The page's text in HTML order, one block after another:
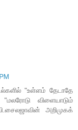
"உள்ளம் தேடாதே
விளையாடும்
அறிமுகக்